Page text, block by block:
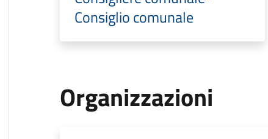
Consiglio comunale
Organizzazioni